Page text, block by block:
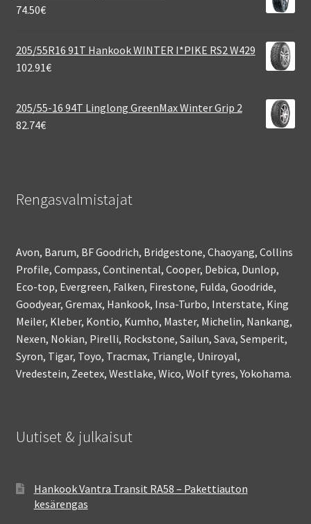
74.50€
205/55R16 91T Hankook WINTER I*PIKE RS2 W429
102.91€
205/55-16 94T Linglong GreenMax Winter Grip 2
82.74€
Rengasvalmistajat
Avon, Barum, BF Goodrich, Bridgestone, Chaoyang, Collins
Profile, Compass, Continental, Cooper, Debica, Dunlop,
Eco-top, Evergreen, Falken, Firestone, Fulda, Goodride,
Goodyear, Gremax, Hankook, Insa-Turbo, Interstate, King
Meiler, Kleber, Kontio, Kumho, Master, Michelin, Nankang,
Nexen, Nokian, Pirelli, Rockstone, Sailun, Sava, Semperit,
Syron, Tigar, Toyo, Tracmax, Triangle, Uniroyal,
Vredestein, Zeetex, Westlake, Wico, Wolf tyres, Yokohama.
Uutiset & julkaisut
Hankook Vantra Transit RA58 – Pakettiauton
kesärengas